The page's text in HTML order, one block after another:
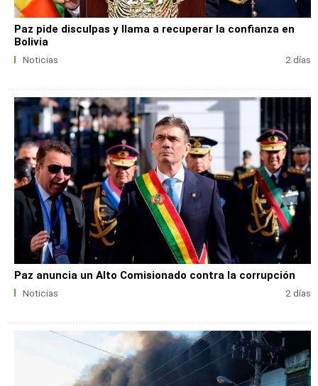
Paz pide disculpas y llama a recuperar la confianza en
Bolivia
Noticias 2 días
Paz anuncia un Alto Comisionado contra la corrupción
Noticias 2 días